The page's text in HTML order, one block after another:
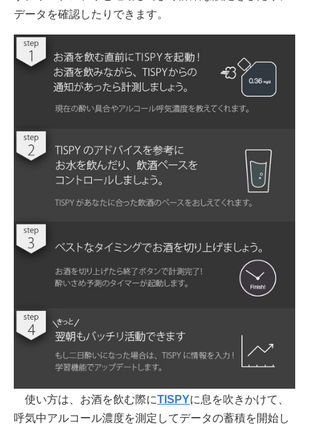
データを確認したりできます。
使い方は、お酒を飲む際にTISPYに息を吹きかけて、
呼気中アルコール濃度を測定してデータの蓄積を開始し